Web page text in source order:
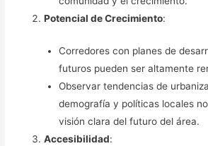
Potencial de Crecimiento:
Corredores con planes de
futuros pueden ser altamente
Observar tendencias de
demografía y políticas locales
visión clara del futuro del área.
Accesibilidad: